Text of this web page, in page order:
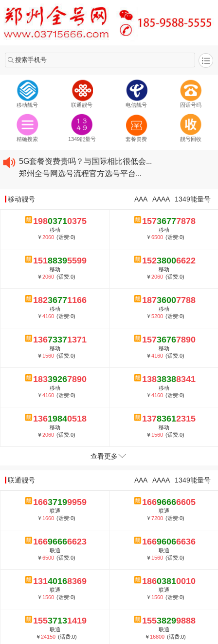
搜索手机号
移动靓号 联通靓号 电信靓号 固话号码
精确搜索 1349能量号 套餐资费 靓号回收
2020​移动最新套餐资费...
2020​联通最新套餐资费...
5G套餐资费贵吗？与国际相比很低会...
郑州全号网选号流程官方选号平台...
2020​联通最新套餐资费...
2020​电信最新套餐资费...
5G套餐资费贵吗？与国际相比很低会...
郑州全号网选号流程官方选号平台...
移动靓号 1349能量号
AAAA
AAA
19803710375
移动
￥2060 (话费:0)
15736777878
移动
￥6500 (话费:0)
15188395599
移动
￥2060 (话费:0)
15238006622
移动
￥2060 (话费:0)
18236771166
移动
￥4160 (话费:0)
18736007788
移动
￥5200 (话费:0)
13673371371
移动
￥ 1560 (话费:0)
15736767890
移动
￥4160 (话费:0)
18339267890
移动
￥4160 (话费:0)
13838388341
移动
￥4160 (话费:0)
13619840518
移动
￥2060 (话费:0)
13783612315
移动
￥ 1560 (话费:0)
查看更多
联通靓号 1349能量号
AAAA
AAA
16637199959
联通
￥ 1660 (话费:0)
16696666605
联通
￥7200 (话费:0)
16696666623
联通
￥6500 (话费:0)
16696066636
联通
￥ 1560 (话费:0)
13140168369
联通
￥ 1560 (话费:0)
18603810010
联通
￥ 1560 (话费:0)
15537131419
联通
￥24150 (话费:0)
15538299888
联通
￥ 16800 (话费:0)